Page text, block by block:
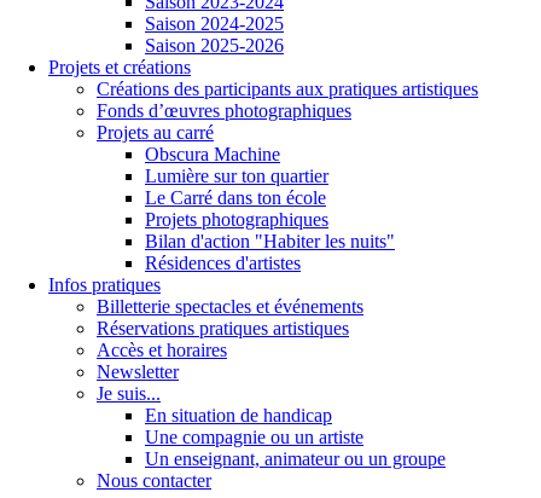
Saison 2024-2025
Saison 2025-2026
Projets et créations
Créations des participants aux pratiques artistiques
Fonds d’œuvres photographiques
Projets au carré
Obscura Machine
Lumière sur ton quartier
Le Carré dans ton école
Projets photographiques
Bilan d'action "Habiter les nuits"
Résidences d'artistes
Infos pratiques
Billetterie spectacles et événements
Réservations pratiques artistiques
Accès et horaires
Newsletter
Je suis...
En situation de handicap
Une compagnie ou un artiste
Un enseignant, animateur ou un groupe
Nous contacter